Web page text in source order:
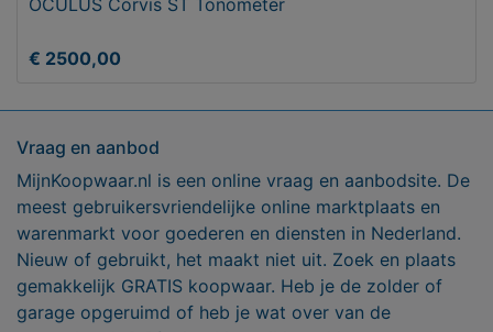
OCULUS Corvis ST Tonometer
€ 2500,00
Vraag en aanbod
MijnKoopwaar.nl is een online vraag en aanbodsite. De
meest gebruikersvriendelijke online marktplaats en
warenmarkt voor goederen en diensten in Nederland.
Nieuw of gebruikt, het maakt niet uit. Zoek en plaats
gemakkelijk GRATIS koopwaar. Heb je de zolder of
garage opgeruimd of heb je wat over van de